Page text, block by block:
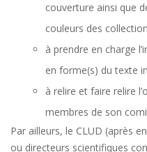
couverture ainsi que
couleurs des
à prendre en charge
en forme(s) du texte
à relire et faire relire
membres de son
Par ailleurs, le CLUD (après
ou directeurs scientifiques